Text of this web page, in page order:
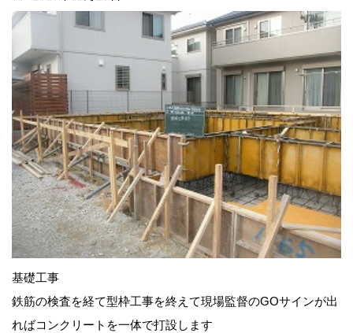
基礎工事
鉄筋の検査を経て型枠工事を終えて現場監督のGOサインが出
ればコンクリートを一体で打設します